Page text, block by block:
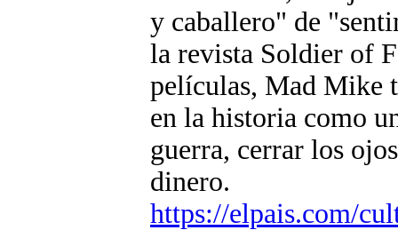
y caballero" de
la revista Soldier of
películas, Mad Mike
en la historia como
guerra, cerrar los
dinero.
https://elpais.com/